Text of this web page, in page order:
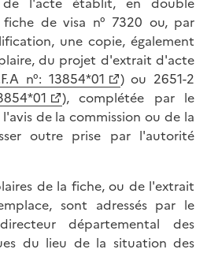
fiche de visa n° 7320 ou, par
une copie, également
du projet d'extrait d'acte
n°: 13854*01
) ou 2651-2
), complétée par le
de la commission ou de la
outre prise par l'autorité
de la fiche, ou de l'extrait
sont adressés par le
départemental des
du lieu de la situation des